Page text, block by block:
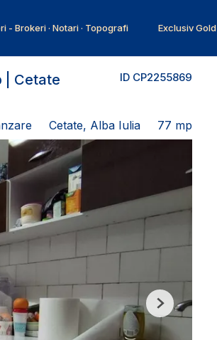
- Brokeri · Notari · Topografi Exclusiv Gold
ID CP2255869
| Cetate
Cetate, Alba Iulia 77 mp
Next